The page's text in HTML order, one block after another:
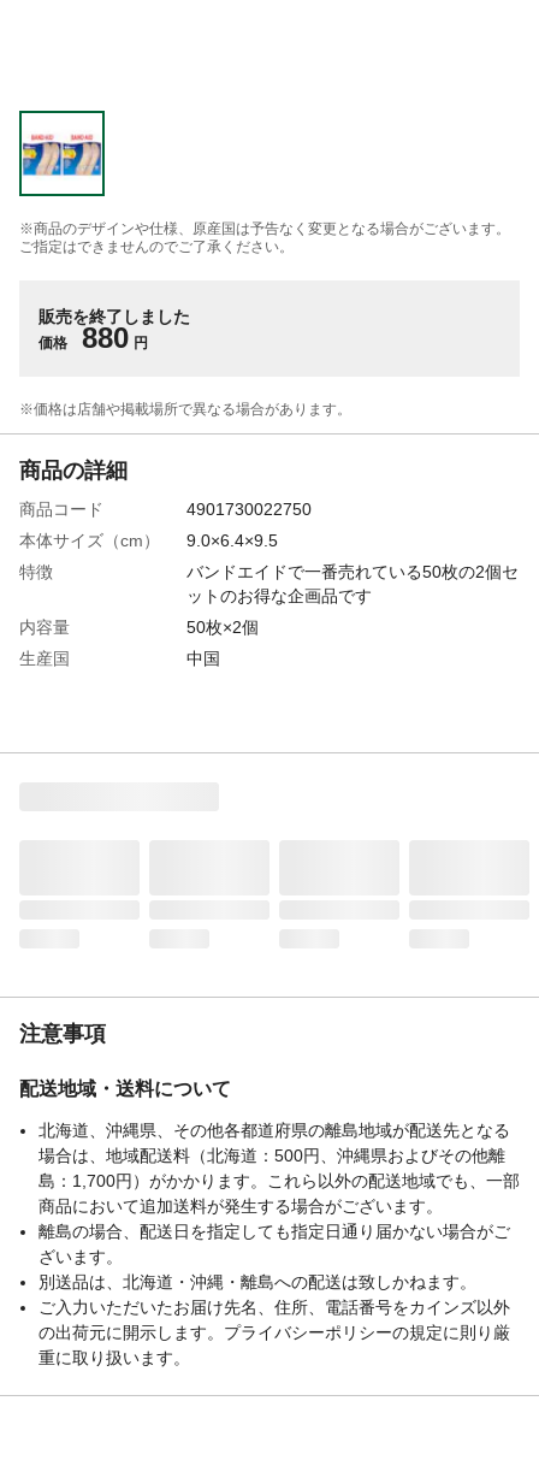
※商品のデザインや仕様、原産国は予告なく変更となる場合がございます。
ご指定はできませんのでご了承ください。
販売を終了しました
価格 880 円
※価格は​店舗や​掲載場所で​異なる​場合が​あります。
商品の詳細
商品コード
4901730022750
本体サイズ（cm）
9.0×6.4×9.5
特徴
バンドエイドで一番売れている50枚の2個セ
ットのお得な企画品です
内容量
50枚×2個
生産国
中国
注意事項
配送地域・送料について
北海道、沖縄県、その他各都道府県の離島地域が配送先となる
場合は、地域配送料（北海道：500円、沖縄県およびその他離
島：1,700円）がかかります。これら以外の配送地域でも、一部
商品において追加送料が発生する場合がございます。
離島の場合、配送日を指定しても指定日通り届かない場合がご
ざいます。
別送品は、北海道・沖縄・離島への配送は致しかねます。
ご入力いただいたお届け先名、住所、電話番号をカインズ以外
の出荷元に開示します。プライバシーポリシーの規定に則り厳
重に取り扱います。